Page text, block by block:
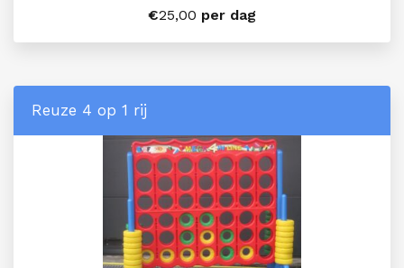
€25,00 per dag
Reuze 4 op 1 rij